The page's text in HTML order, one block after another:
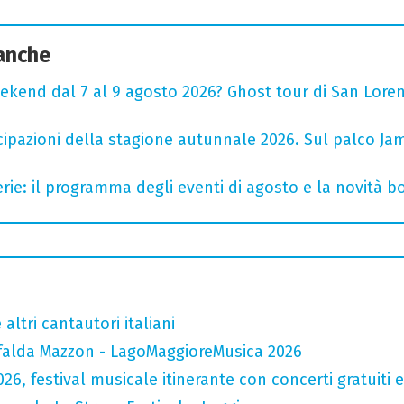
dal 7 al 9 agosto 2026? Ghost tour di San
della stagione autunnale 2026. Sul palco
il programma degli eventi di agosto e la novità
altri cantautori italiani
Mazzon - LagoMaggioreMusica 2026
festival musicale itinerante con concerti gratuiti